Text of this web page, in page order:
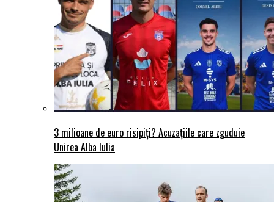
3 milioane de euro risipiți? Acuzațiile care zguduie
Unirea Alba Iulia